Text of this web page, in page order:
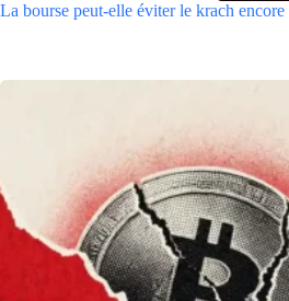
La bourse peut-elle éviter le krach